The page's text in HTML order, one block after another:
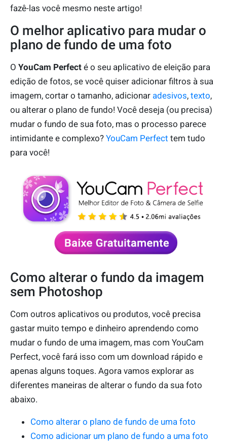
fazê-las você mesmo neste artigo!
O melhor aplicativo para mudar o
plano de fundo de uma foto
O YouCam Perfect é o seu aplicativo de eleição para
edição de fotos, se você quiser adicionar filtros à sua
imagem, cortar o tamanho, adicionar adesivos, texto,
ou alterar o plano de fundo! Você deseja (ou precisa)
mudar o fundo de sua foto, mas o processo parece
intimidante e complexo? YouCam Perfect tem tudo
para você!
Como alterar o fundo da imagem
sem Photoshop
Com outros aplicativos ou produtos, você precisa
gastar muito tempo e dinheiro aprendendo como
mudar o fundo de uma imagem, mas com YouCam
Perfect, você fará isso com um download rápido e
apenas alguns toques. Agora vamos explorar as
diferentes maneiras de alterar o fundo da sua foto
abaixo.
Como alterar o plano de fundo de uma foto
Como adicionar um plano de fundo a uma foto